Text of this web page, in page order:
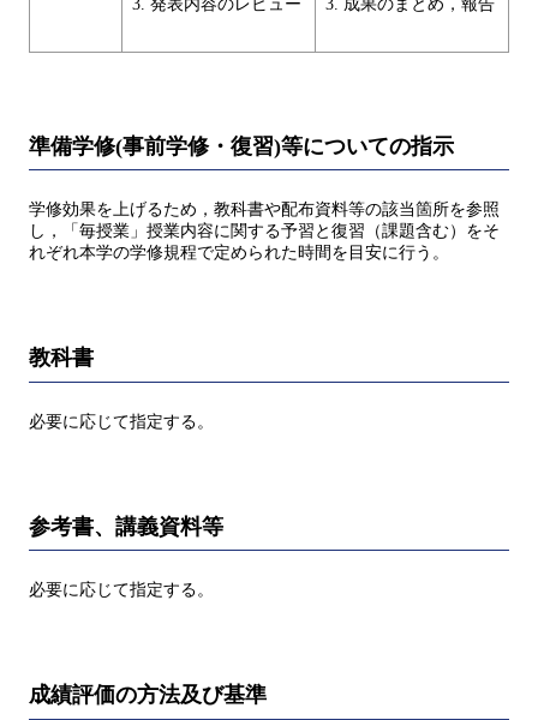
3. 発表内容のレビュー 3. 成果のまとめ，報告
準備学修(事前学修・復習)等についての指示
学修効果を上げるため，教科書や配布資料等の該当箇所を参照
し，「毎授業」授業内容に関する予習と復習（課題含む）をそ
れぞれ本学の学修規程で定められた時間を目安に行う。
教科書
必要に応じて指定する。
参考書、講義資料等
必要に応じて指定する。
成績評価の方法及び基準